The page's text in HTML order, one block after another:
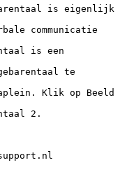
is eigenlijk
communicatie
is een
te
Klik op Beeld
2.